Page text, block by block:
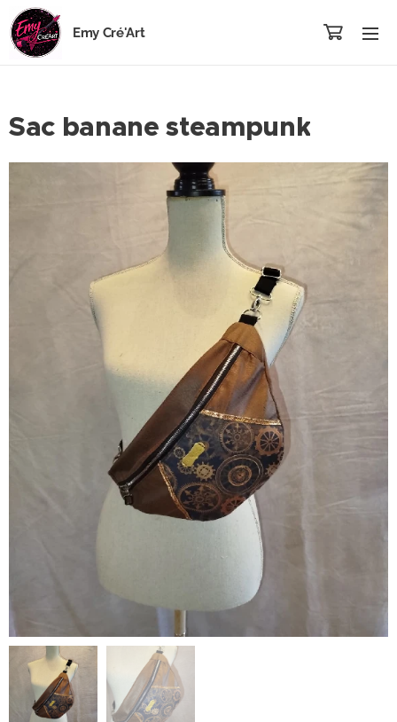
Emy Cré'Art
Sac banane steampunk